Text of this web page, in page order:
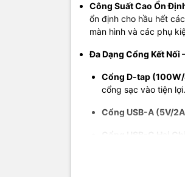
Công Suất Cao Ổn
ổn định cho hầu hết
màn hình và các phụ
Đa Dạng Cổng Kết Nối
Cổng D-tap
cổng sạc vào tiện lợi.
Cổng USB-A (5V/
Cổng USB-C Hai